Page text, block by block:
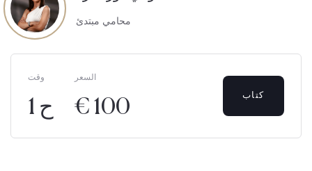
محامي مبتدئ
وقت
1 ح
السعر
€ 100
كتاب